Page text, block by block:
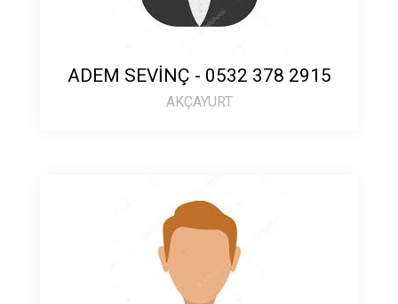
ADEM SEVİNÇ - 0532 378 2915
AKÇAYURT